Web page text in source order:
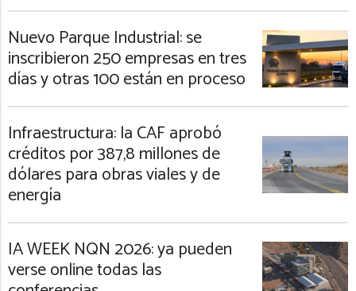
Nuevo Parque Industrial: se
inscribieron 250 empresas en tres
días y otras 100 están en proceso
Infraestructura: la CAF aprobó
créditos por 387,8 millones de
dólares para obras viales y de
energía
IA WEEK NQN 2026: ya pueden
verse online todas las